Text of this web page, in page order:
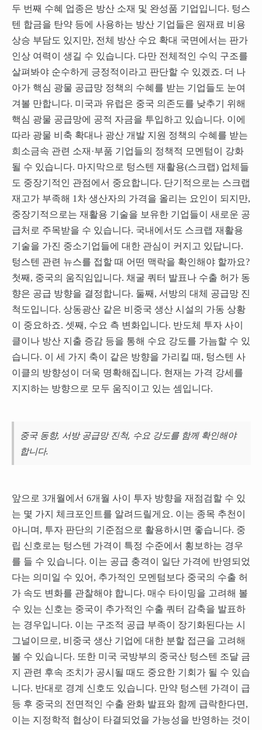
두 번째 수혜 업종은 방산 소재 및 완성품 기업입니다. 텅스
텐 합금을 탄약 등에 사용하는 방산 기업들은 원재료 비용
상승 부담도 있지만, 전체 방산 수요 확대 국면에서는 판가
인상 여력이 생길 수 있습니다. 다만 전체적인 수익 구조를
살펴봐야 순수하게 긍정적이라고 판단할 수 있겠죠. 더 나
아가 핵심 광물 공급망 정책의 수혜를 받는 기업들도 눈여
겨볼 만합니다. 미국과 유럽은 중국 의존도를 낮추기 위해
핵심 광물 공급망에 공적 자금을 투입하고 있습니다. 이에
따라 광물 비축 확대나 광산 개발 지원 정책의 수혜를 받는
희소금속 관련 소재·부품 기업들의 정책적 모멘텀이 강화
될 수 있습니다. 마지막으로 텅스텐 재활용(스크랩) 업체들
도 중장기적인 관점에서 중요합니다. 단기적으로는 스크랩
재고가 부족해 1차 생산자의 가격을 올리는 요인이 되지만,
중장기적으로는 재활용 기술을 보유한 기업들이 새로운 공
급처로 주목받을 수 있습니다. 국내에서도 스크랩 재활용
기술을 가진 중소기업들에 대한 관심이 커지고 있답니다.
텅스텐 관련 뉴스를 접할 때 어떤 맥락을 확인해야 할까요?
첫째, 중국의 움직임입니다. 채굴 쿼터 발표나 수출 허가 동
향은 공급 방향을 결정합니다. 둘째, 서방의 대체 공급망 진
척도입니다. 상동광산 같은 비중국 생산 시설의 가동 상황
이 중요하죠. 셋째, 수요 측 변화입니다. 반도체 투자 사이
클이나 방산 지출 증감 등을 통해 수요 강도를 가늠할 수 있
습니다. 이 세 가지 축이 같은 방향을 가리킬 때, 텅스텐 사
이클의 방향성이 더욱 명확해집니다. 현재는 가격 강세를
지지하는 방향으로 모두 움직이고 있는 셈입니다.
중국 동향, 서방 공급망 진척, 수요 강도를 함께 확인해야
합니다.
앞으로 3개월에서 6개월 사이 투자 방향을 재점검할 수 있
는 몇 가지 체크포인트를 알려드릴게요. 이는 종목 추천이
아니며, 투자 판단의 기준점으로 활용하시면 좋습니다. 중
립 신호로는 텅스텐 가격이 특정 수준에서 횡보하는 경우
를 들 수 있습니다. 이는 공급 충격이 일단 가격에 반영되었
다는 의미일 수 있어, 추가적인 모멘텀보다 중국의 수출 허
가 속도 변화를 관찰해야 합니다. 매수 타이밍을 고려해 볼
수 있는 신호는 중국이 추가적인 수출 쿼터 감축을 발표하
는 경우입니다. 이는 구조적 공급 부족이 장기화된다는 시
그널이므로, 비중국 생산 기업에 대한 분할 접근을 고려해
볼 수 있습니다. 또한 미국 국방부의 중국산 텅스텐 조달 금
지 관련 후속 조치가 공시될 때도 중요한 기회가 될 수 있습
니다. 반대로 경계 신호도 있습니다. 만약 텅스텐 가격이 급
등 후 중국의 전면적인 수출 완화 발표와 함께 급락한다면,
이는 지정학적 협상이 타결되었을 가능성을 반영하는 것이